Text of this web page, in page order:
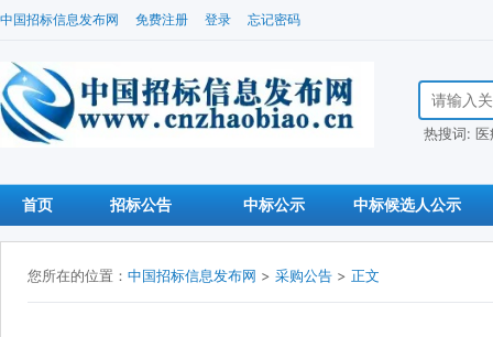
中国招标信息发布网 免费注册 登录 忘记密码
搜索招标信
热搜词:
首页 招标公告 中标公示 中标候选人公示
您所在的位置： 中国招标信息发布网 > 采购公告 > 正文